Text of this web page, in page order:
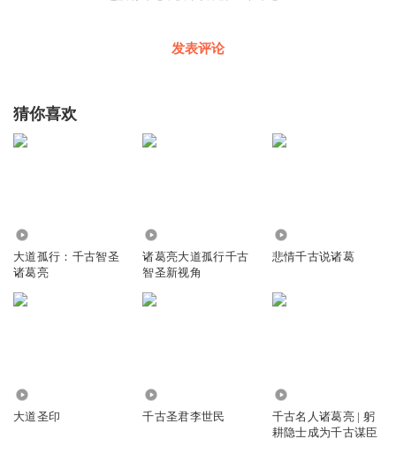
发表评论
猜你喜欢
大道孤行：千古智圣
诸葛亮
诸葛亮大道孤行千古
智圣新视角
悲情千古说诸葛
大道圣印 千古圣君李世民
千古名人诸葛亮 | 躬
耕隐士成为千古谋臣